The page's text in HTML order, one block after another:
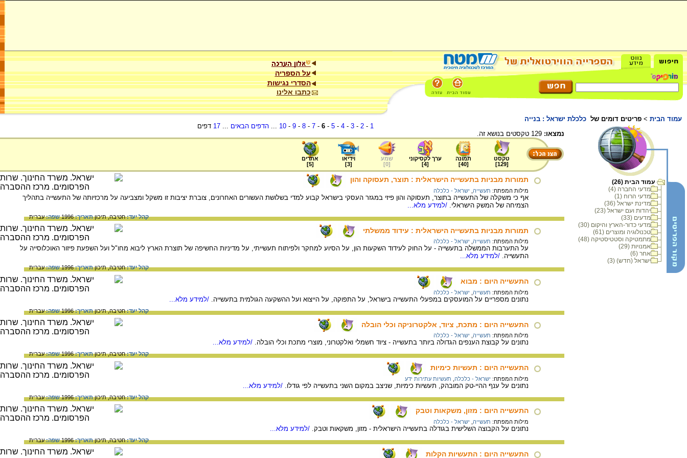
על הספריה
הסדרי נגישות
כתבו אלינו
עמוד הבית > פריטים דומים של כלכלת ישראל : בנייה
עמוד הבית (26)
מדעי החברה (4)
מדעי הרוח (1)
מדינת ישראל (36)
יהדות ועם ישראל (23)
מדעים (33)
מדעי כדור-הארץ והיקום (30)
טכנולוגיה ומוצרים (61)
מתמטיקה וסטטיסטיקה (48)
אמנויות (29)
אחר (6)
ישראל (חדש) (3)
1
-
2
-
3
-
4
-
5
-
6
-
7
-
8
-
9
-
10
...הדפים הבאים ...
17 דפים
נמצאו:
טקסט
[
129
]
תמונה
[
40
]
ערך לקסיקוני
[
4
]
שמע
[
0
]
וידיאו
[
3
]
אתרים
[
5
]
תמורות מבניות בתעשייה הישראלית : תוצר, תעסוקה והון
מילות המפתח: תעשייה ישראל - כלכלה
אף כי משקלה של התעשייה בתוצר, תעסוקה והון פיזי במגזר העסקי בישראל קבוע למדי בשלושת העשורים האחרונים, צוברת יציבות זו משקל ומצביעה על מרכזיותה של התעשייה בתהליך
הצמיחה של המשק הישראלי. /למידע מלא...
קהל יעד:חטיבה,תיכוןתאריך:1996 שפה:עברית
תמורות מבניות בתעשייה הישראלית : עידוד ממשלתי
מילות המפתח: תעשייה ישראל - כלכלה
על התערבות הממשלה בתעשייה - על החוק לעידוד השקעות הון, על הסיוע למחקר ולפיתוח תעשייתי, על מדיניות החשיפה של תוצרת הארץ ליבוא מחו"ל ועל השפעת פיזור האוכלוסייה על
התעשייה. /למידע מלא...
קהל יעד:חטיבה,תיכוןתאריך:1996 שפה:עברית
התעשייה היום : מבוא
מילות המפתח: תעשייה ישראל - כלכלה
נתונים מספריים על המועסקים במפעלי התעשייה בישראל, על התפוקה, על הייצוא ועל ההשקעה הגולמית בתעשייה. /למידע מלא...
קהל יעד:חטיבה,תיכוןתאריך:1996 שפה:עברית
התעשייה היום : מתכת, ציוד, אלקטרוניקה וכלי הובלה
מילות המפתח: תעשייה ישראל - כלכלה
נתונים על קבוצת הענפים הגדולה ביותר בתעשייה - ציוד חשמלי ואלקטרוני, מוצרי מתכת וכלי הובלה. /למידע מלא...
קהל יעד:חטיבה,תיכוןתאריך:1996 שפה:עברית
התעשייה היום : תעשיות כימיות
מילות המפתח: ישראל - כלכלה תעשיות עתירות ידע
נתונים על ענף ההיי-טק המובהק, תעשיות כימיות, שניצב במקום השני בתעשייה לפי גודלו. /למידע מלא...
קהל יעד:חטיבה,תיכוןתאריך:1996 שפה:עברית
התעשייה היום : מזון, משקאות וטבק
מילות המפתח: תעשייה ישראל - כלכלה
נתונים על הקבוצה השלישית בגודלה בתעשייה הישראלית - מזון, משקאות וטבק. /למידע מלא...
קהל יעד:חטיבה,תיכוןתאריך:1996 שפה:עברית
התעשייה היום : התעשיות הקלות